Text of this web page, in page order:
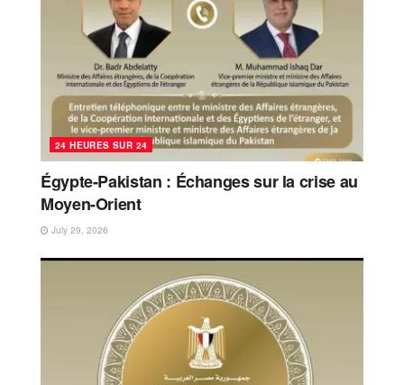
24 HEURES SUR 24
Égypte-Pakistan : Échanges sur la crise au
Moyen-Orient
July 29, 2026